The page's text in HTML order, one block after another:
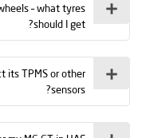
– what tyres
should I get?
its TPMS or other
sensors?